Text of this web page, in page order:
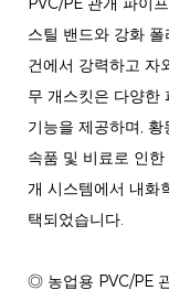
스틸 밴드와 강화
건에서 강력하고 자
무 개스킷은 다양한
기능을 제공하며,
속품 및 비료로 인
개 시스템에서 내화
택되었습니다.
◎ 농업용 PVC/PE